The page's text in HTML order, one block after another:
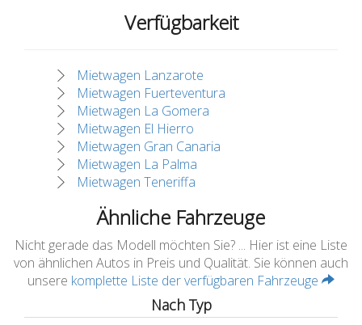
Verfügbarkeit
Mietwagen Lanzarote
Mietwagen Fuerteventura
Mietwagen La Gomera
Mietwagen El Hierro
Mietwagen Gran Canaria
Mietwagen La Palma
Mietwagen Teneriffa
Ähnliche Fahrzeuge
Nicht gerade das Modell möchten Sie? ... Hier ist eine Liste
von ähnlichen Autos in Preis und Qualität. Sie können auch
unsere komplette Liste der verfügbaren Fahrzeuge
Nach Typ